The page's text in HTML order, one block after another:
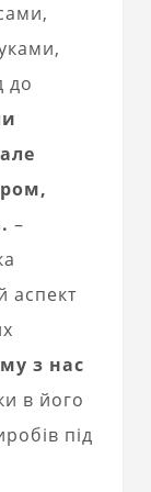
до
–
аспект
з нас
в його
під